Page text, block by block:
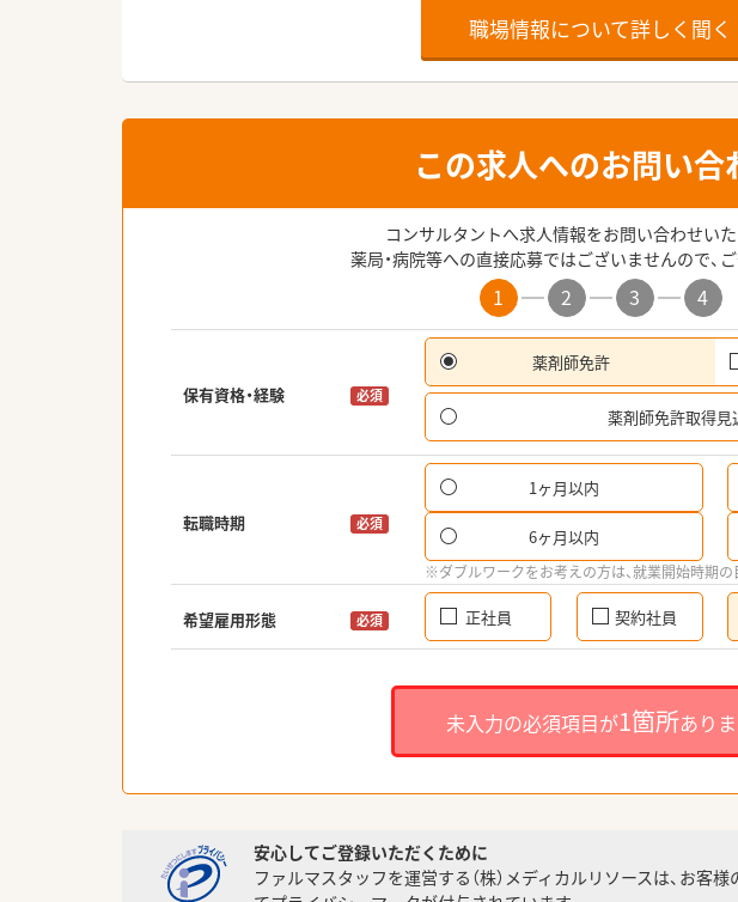
職場情報について詳しく聞く
この求人へのお問い合
コンサルタントへ求人情報をお問い合わせいた
薬局・病院等への直接応募ではございませんので、
1 2 3 4
保有資格・経験 必須
薬剤師免許
薬剤師免許取得見
転職時期 必須
1ヶ月以内
6ヶ月以内
※ダブルワークをお考えの方は、就業開始時期
希望雇用形態 必須 正社員 契約社員
未入力の必須項目が1箇所あり
安心してご登録いただくために
ファルマスタッフを運営する（株）メディカルリソースは、お客